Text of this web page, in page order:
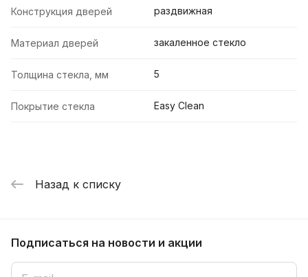
Конструкция дверей раздвижная
Материал дверей закаленное стекло
Толщина стекла, мм 5
Покрытие стекла Easy Clean
Назад к списку
Подписаться на новости и акции